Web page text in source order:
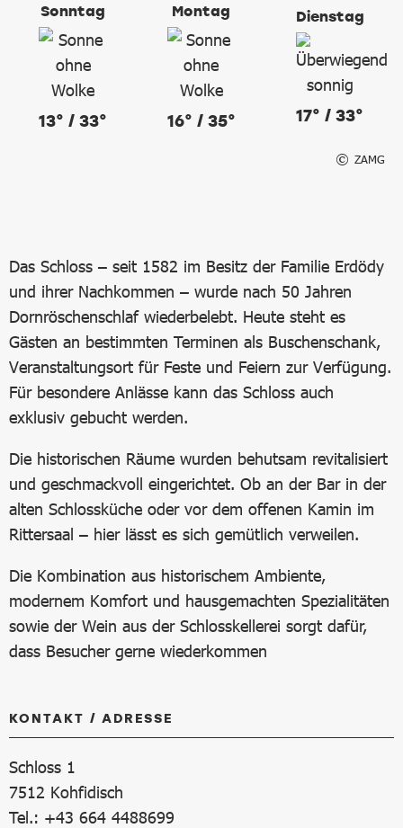
Sonntag
13° / 33°
Montag
16° / 35°
Dienstag
17° / 33°
ZAMG
Das Schloss – seit 1582 im Besitz der Familie Erdödy
und ihrer Nachkommen – wurde nach 50 Jahren
Dornröschenschlaf wiederbelebt. Heute steht es
Gästen an bestimmten Terminen als Buschenschank,
Veranstaltungsort für Feste und Feiern zur Verfügung.
Für besondere Anlässe kann das Schloss auch
exklusiv gebucht werden.
Die historischen Räume wurden behutsam revitalisiert
und geschmackvoll eingerichtet. Ob an der Bar in der
alten Schlossküche oder vor dem offenen Kamin im
Rittersaal – hier lässt es sich gemütlich verweilen.
Die Kombination aus historischem Ambiente,
modernem Komfort und hausgemachten Spezialitäten
sowie der Wein aus der Schlosskellerei sorgt dafür,
dass Besucher gerne wiederkommen
KONTAKT / ADRESSE
Schloss 1
7512 Kohfidisch
Tel.: +43 664 4488699